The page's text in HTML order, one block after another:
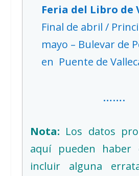
Feria del Libro de
Final de abril /
mayo – Bulevar de
en Puente de
…….
Nota: Los datos
aquí pueden haber
incluir alguna